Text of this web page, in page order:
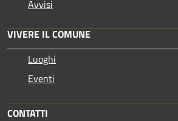
Avvisi
VIVERE IL COMUNE
Luoghi
Eventi
CONTATTI